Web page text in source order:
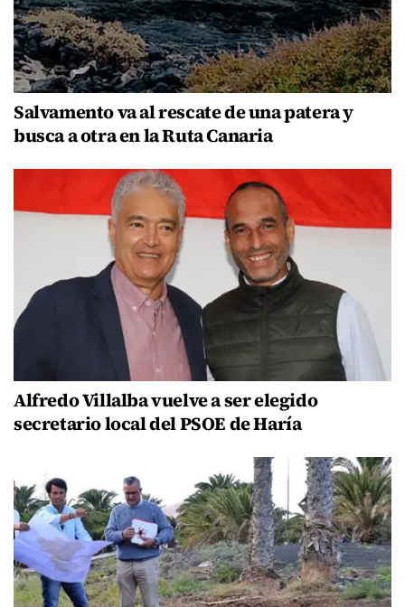
Salvamento va al rescate de una patera y
busca a otra en la Ruta Canaria
Alfredo Villalba vuelve a ser elegido
secretario local del PSOE de Haría